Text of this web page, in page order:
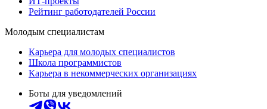
Рейтинг работодателей России
Молодым специалистам
Карьера для молодых специалистов
Школа программистов
Карьера в некоммерческих организациях
Боты для уведомлений